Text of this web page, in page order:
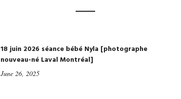
18 juin 2026 séance bébé Nyla [photographe
nouveau-né Laval Montréal]
June 26, 2025